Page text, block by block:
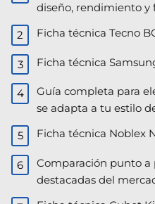
diseño, rendimiento y
Ficha técnica Tecno
Ficha técnica
Guía completa para
se adapta a tu estilo
Ficha técnica Noblex
Comparación punto a
destacadas del